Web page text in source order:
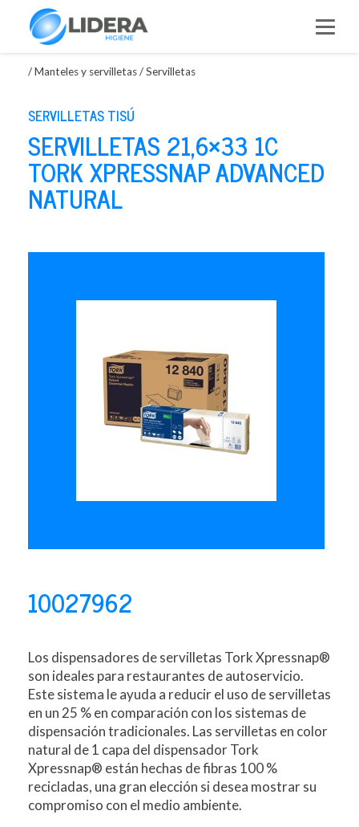
/Manteles y servilletas/Servilletas
SERVILLETAS TISÚ
SERVILLETAS 21,6×33 1C
TORK XPRESSNAP ADVANCED
NATURAL
10027962
Los dispensadores de servilletas Tork Xpressnap®
son ideales para restaurantes de autoservicio.
Este sistema le ayuda a reducir el uso de servilletas
en un 25 % en comparación con los sistemas de
dispensación tradicionales. Las servilletas en color
natural de 1 capa del dispensador Tork
Xpressnap® están hechas de fibras 100 %
recicladas, una gran elección si desea mostrar su
compromiso con el medio ambiente.